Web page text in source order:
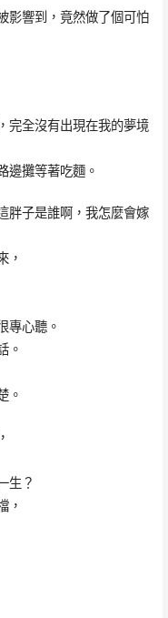
影響到，竟然做了個可怕
完全沒有出現在我的夢境
邊攤等著吃麵。
胖子是誰啊，我怎麼會嫁
，
專心聽。
。
。
生？
，